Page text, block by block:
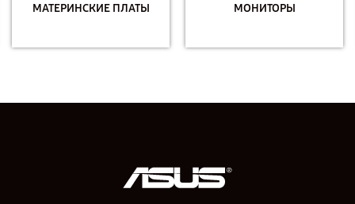
МАТЕРИНСКИЕ ПЛАТЫ МОНИТОРЫ